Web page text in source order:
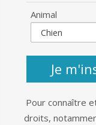
Animal
Je
Pour connaître
droits,